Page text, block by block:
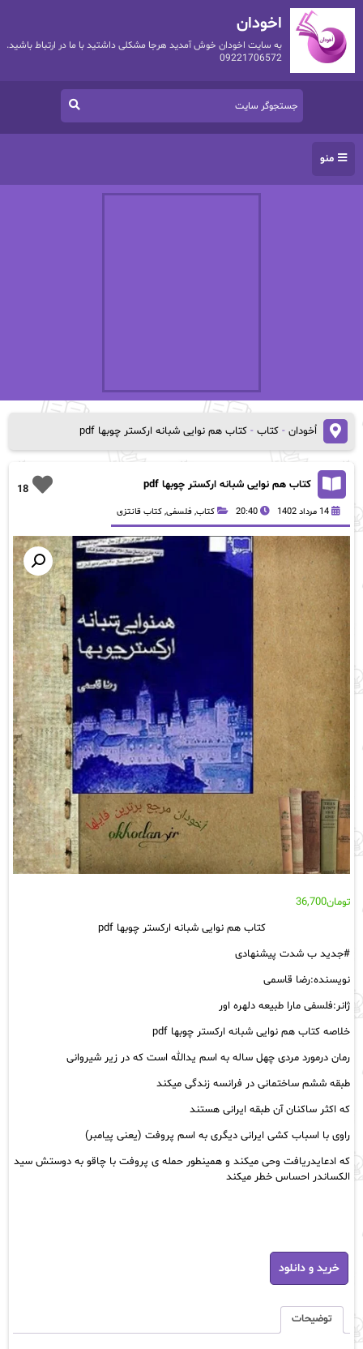
اخودان
به سایت اخودان خوش آمدید هرجا مشکلی داشتید با ما در ارتباط باشید.
09221706572
منو
اُخودان- کتاب- کتاب هم نوایی شبانه ارکستر چوبها pdf
18 کتاب هم نوایی شبانه ارکستر چوبها pdf
14 مرداد 1402 20:40 کتاب, فلسفی, کتاب قانتزی
تومان36,700
کتاب هم نوایی شبانه ارکستر چوبها pdf
#جدید ب شدت پیشنهادی
نویسنده:رضا قاسمی
ژانر:فلسفی مارا طبیعه دلهره اور
خلاصه کتاب هم نوایی شبانه ارکستر چوبها pdf
رمان درمورد مردی چهل ساله به اسم یدالله است که در زیر شیروانی
طبقه ششم ساختمانی در فرانسه زندگی میکند
که اکثر ساکنان آن طبقه ایرانی هستند
راوی با اسباب کشی ایرانی دیگری به اسم پروفت (یعنی پیامبر)
که ادعایدریافت وحی میکند و همینطور حمله ی پروفت با چاقو به دوستش سید
الکساندر احساس خطر میکند
کتاب
هم
نوایی
ارکستر
چوبها
خرید و دانلود
توضیحات